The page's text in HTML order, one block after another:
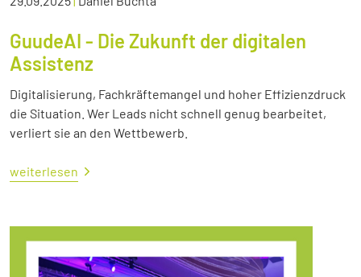
GuudeAI - Die Zukunft der digitalen
Assistenz
Digitalisierung, Fachkräftemangel und hoher Effizienzdruck
die Situation. Wer Leads nicht schnell genug bearbeitet,
verliert sie an den Wettbewerb.
weiterlesen